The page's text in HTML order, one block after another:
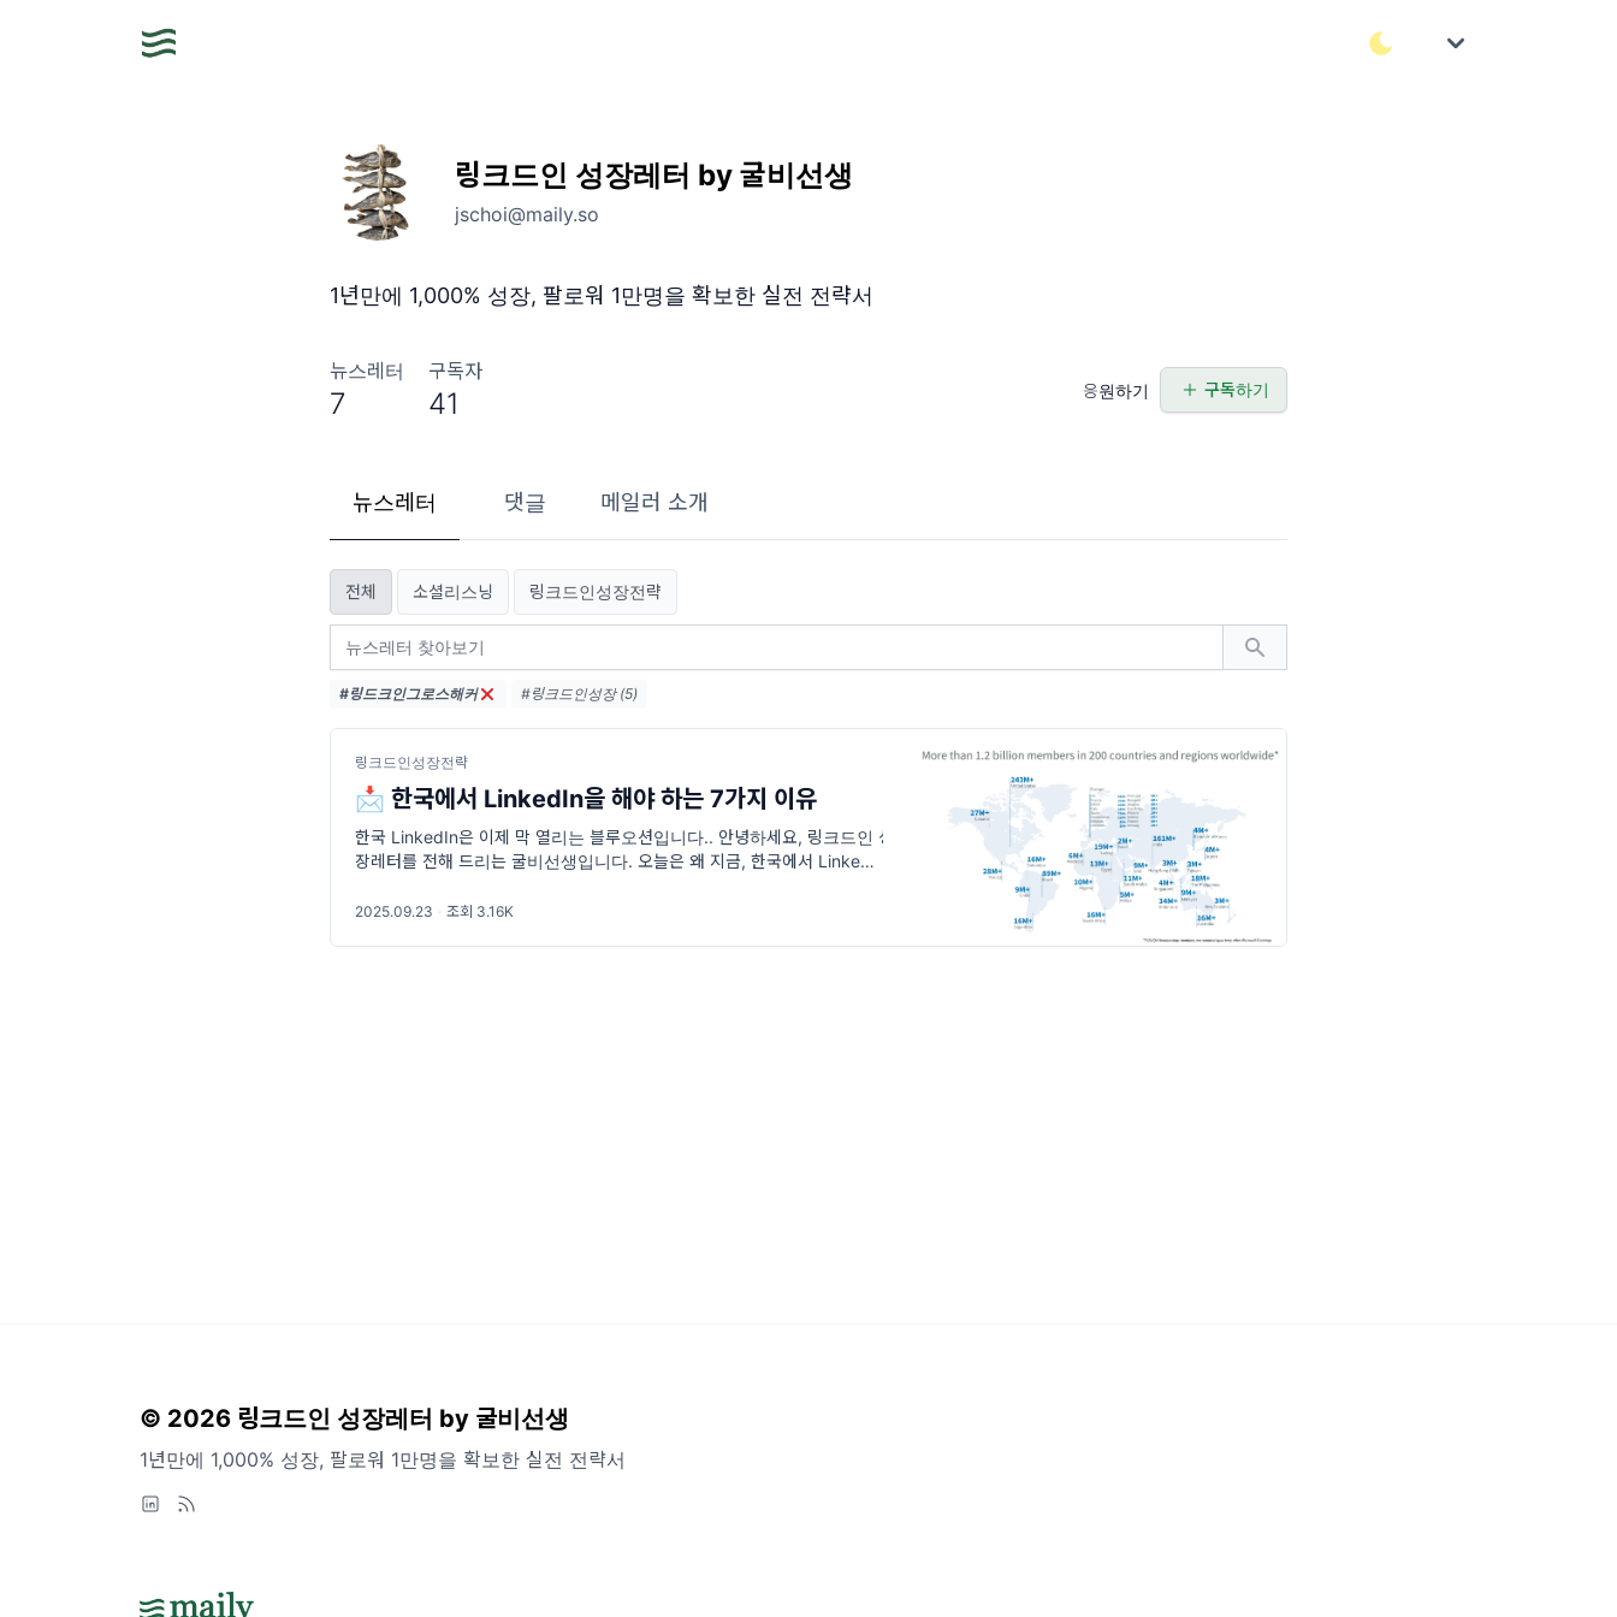
링크드인 성장레터 by 굴비선생
jschoi@maily.so
1년만에 1,000% 성장, 팔로워 1만명을 확보한 실전 전략서
뉴스레터
7
구독자
41 응원하기 구독하기
뉴스레터 댓글 메일러 소개
전체 소셜리스닝 링크드인성장전략
#링드크인그로스해커 #링크드인성장 (5)
링크드인성장전략
📩 한국에서 LinkedIn을 해야 하는 7가지 이유
한국 LinkedIn은 이제 막 열리는 블루오션입니다.. 안녕하세요, 링크드인 성
장레터를 전해 드리는 굴비선생입니다. 오늘은 왜 지금, 한국에서 LinkedIn
크로
2025.09.23 · 조회 3.16K
© 2026 링크드인 성장레터 by 굴비선생
1년만에 1,000% 성장, 팔로워 1만명을 확보한 실전 전략서